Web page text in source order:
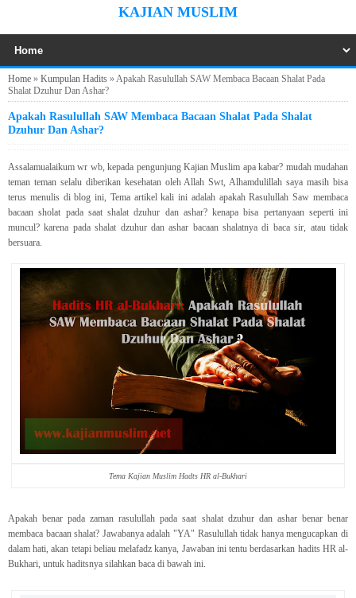
KAJIAN MUSLIM
Home » Kumpulan Hadits »Apakah Rasulullah SAW Membaca Bacaan Shalat Pada
Shalat Dzuhur Dan Ashar?
Apakah Rasulullah SAW Membaca Bacaan Shalat Pada Shalat
Dzuhur Dan Ashar?
Assalamualaikum wr wb, kepada pengunjung Kajian Muslim apa kabar? mudah mudahan
teman teman selalu diberikan kesehatan oleh Allah Swt, Alhamdulillah saya masih bisa
terus menulis di blog ini, Tema artikel kali ini adalah apakah Rasulullah Saw membaca
bacaan sholat pada saat shalat dzuhur dan ashar? kenapa bisa pertanyaan seperti ini
muncul? karena pada shalat dzuhur dan ashar bacaan shalatnya di baca sir, atau tidak
bersuara.
Tema Kajian Muslim Hadts HR al-Bukhari
Apakah benar pada zaman rasulullah pada saat shalat dzuhur dan ashar benar benar
membaca bacaan shalat? Jawabanya adalah "YA" Rasulullah tidak hanya mengucapkan di
dalam hati, akan tetapi beliau melafadz kanya, Jawaban ini tentu berdasarkan hadits HR al-
Bukhari, untuk haditsnya silahkan baca di bawah ini.